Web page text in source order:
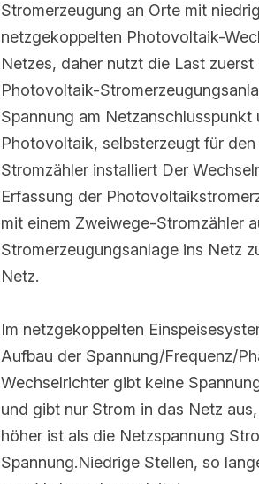
Spannung fließen lässt, aus
Wechselrichters ist immer etwas
die Photovoltaik-Stromerzeugung,
Leistung kleiner als die Lastleistung
die Last mit Strom versorgen.
Bilanz ist online In der Regel sind
Photovoltaikanlage ist mit einem
installiert Das nutzerseitige Netz-
um die Einspeisung der
Verbraucher kaufen Strom aus dem
Aufbau der Spannung/Frequenz/
Wechselrichter gibt keine
und gibt nur Strom in das Netz
ist als die Netzspannung Strom
Spannung.Niedrige Stellen, so
zum Verbraucher geleitet.